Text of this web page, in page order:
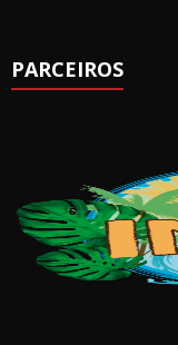
PARCEIROS